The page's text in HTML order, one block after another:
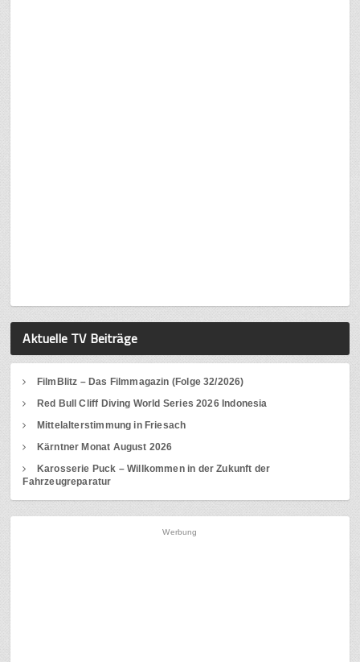
Aktuelle TV Beiträge
FilmBlitz – Das Filmmagazin (Folge 32/2026)
Red Bull Cliff Diving World Series 2026 Indonesia
Mittelalterstimmung in Friesach
Kärntner Monat August 2026
Karosserie Puck – Willkommen in der Zukunft der
Fahrzeugreparatur
Werbung